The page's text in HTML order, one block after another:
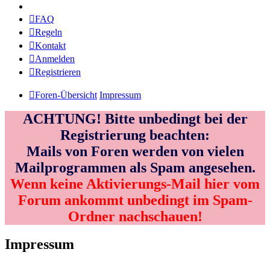
FAQ
Regeln
Kontakt
Anmelden
Registrieren
Foren-Übersicht Impressum
ACHTUNG! Bitte unbedingt bei der
Registrierung beachten:
Mails von Foren werden von vielen
Mailprogrammen als Spam angesehen.
Wenn keine Aktivierungs-Mail hier vom
Forum ankommt unbedingt im Spam-
Ordner nachschauen!
Impressum